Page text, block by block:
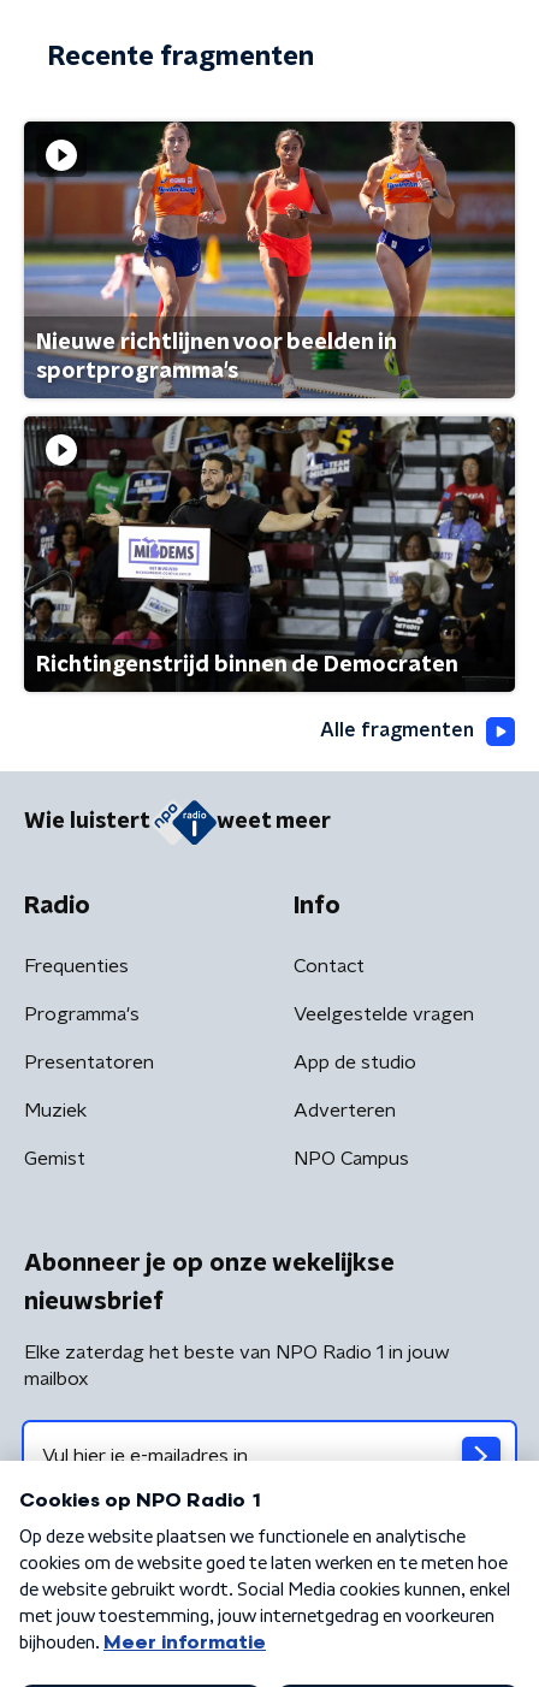
Recente fragmenten
Nieuwe richtlijnen voor beelden in
sportprogramma's
Richtingenstrijd binnen de Democraten
Alle fragmenten
Wie luistert weet meer
Radio
Frequenties
Programma's
Presentatoren
Muziek
Gemist
Info
Contact
Veelgestelde vragen
App de studio
Adverteren
NPO Campus
Abonneer je op onze wekelijkse
nieuwsbrief
Elke zaterdag het beste van NPO Radio 1 in jouw
mailbox
Algemene voorwaarden